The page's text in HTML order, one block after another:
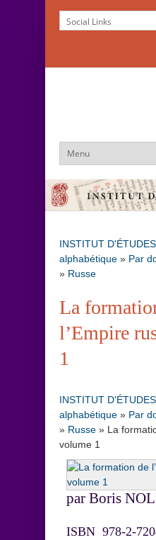
INSTITUT
alphabétique » Par
» Russe
La
l’Empire
1
INSTITUT
alphabétique » Par
» Russe » La
volume 1
par Boris
ISBN 978-2-